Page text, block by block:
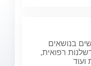
בנושאים
רפואית,
ועוד